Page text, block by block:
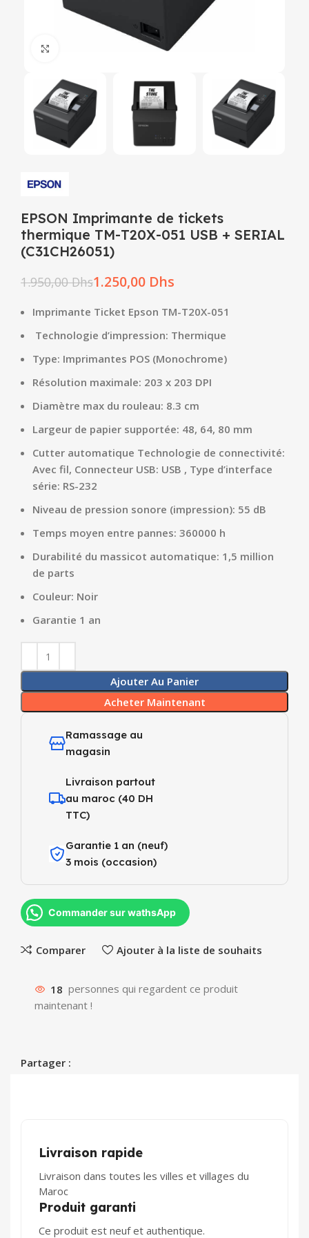
EPSON Imprimante de tickets
thermique TM-T20X-051 USB + SERIAL
(C31CH26051)
1.950,00Dhs1.250,00 Dhs
Imprimante Ticket Epson TM-T20X-051
Technologie d’impression: Thermique
Type: Imprimantes POS (Monochrome)
Résolution maximale: 203 x 203 DPI
Diamètre max du rouleau: 8.3 cm
Largeur de papier supportée: 48, 64, 80 mm
Cutter automatique Technologie de connectivité:
Avec fil, Connecteur USB: USB , Type d’interface
série: RS-232
Niveau de pression sonore (impression): 55 dB
Temps moyen entre pannes: 360000 h
Durabilité du massicot automatique: 1,5 million
de parts
Couleur: Noir
Garantie 1 an
Ajouter Au Panier
Acheter Maintenant
Ramassage au
magasin
Livraison partout
au maroc (40 DH
TTC)
Garantie 1 an (neuf)
3 mois (occasion)
Commander sur wathsApp
Comparer Ajouter à la liste de souhaits
18 personnes qui regardent ce produit
maintenant !
Partager :
Livraison rapide
Livraison dans toutes les villes et villages du
Maroc
Produit garanti
Ce produit est neuf et authentique.